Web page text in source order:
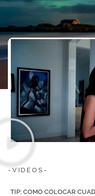
-VIDEOS-
TIP: COMO COLOCAR